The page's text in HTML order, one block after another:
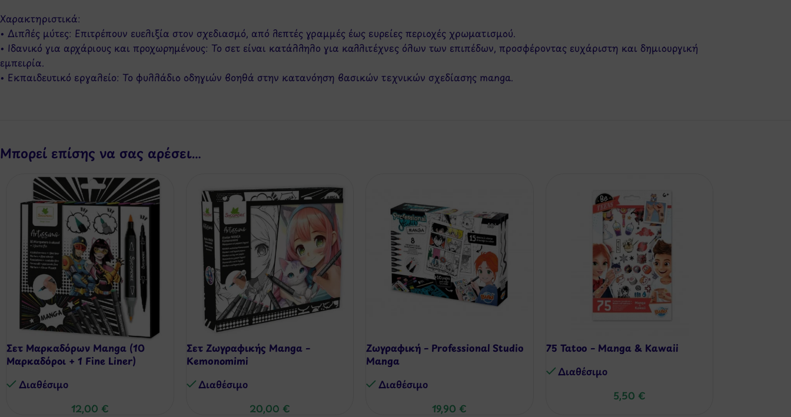
Χαρακτηριστικά:
• Διπλές μύτες: Επιτρέπουν ευελιξία στον σχεδιασμό, από λεπτές γραμμές έως ευρείες περιοχές χρωματισμού.
• Ιδανικό για αρχάριους και προχωρημένους: Το σετ είναι κατάλληλο για καλλιτέχνες όλων των επιπέδων, προσφέροντας ευχάριστη και δημιουργική
εμπειρία.
• Εκπαιδευτικό εργαλείο: Το φυλλάδιο οδηγιών βοηθά στην κατανόηση βασικών τεχνικών σχεδίασης manga.
Μπορεί επίσης να σας αρέσει…
Σετ Μαρκαδόρων Manga (10
Μαρκαδόροι + 1 Fine Liner)
Διαθέσιμo
12,00 €
Σετ Ζωγραφικής Manga –
Kemonomimi
Διαθέσιμo
20,00 €
Ζωγραφική – Professional Studio
Manga
Διαθέσιμo
19,90€
75 Tatoo – Manga & Kawaii
Διαθέσιμo
5,50 €